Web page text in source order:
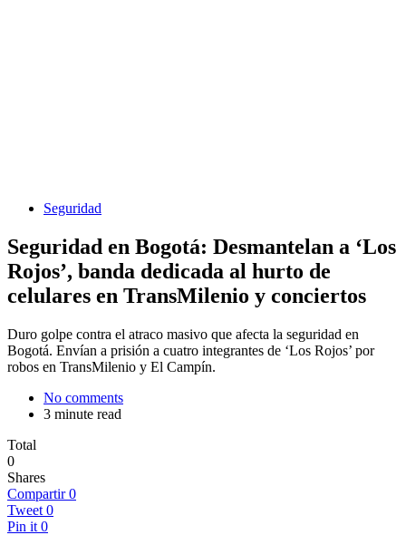
Seguridad
Seguridad en Bogotá: Desmantelan a ‘Los
Rojos’, banda dedicada al hurto de
celulares en TransMilenio y conciertos
Duro golpe contra el atraco masivo que afecta la seguridad en
Bogotá. Envían a prisión a cuatro integrantes de ‘Los Rojos’ por
robos en TransMilenio y El Campín.
No comments
3 minute read
Total
0
Shares
Compartir 0
Tweet 0
Pin it 0